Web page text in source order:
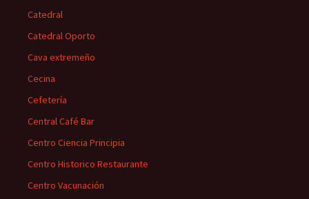
Catedral
Catedral Oporto
Cava extremeño
Cecina
Cefetería
Central Café Bar
Centro Ciencia Principia
Centro Historico Restaurante
Centro Vacunación